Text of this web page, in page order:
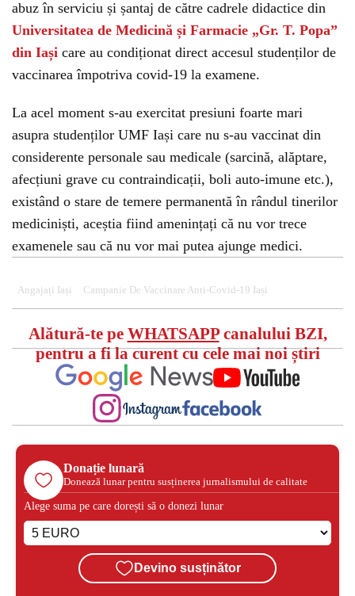
abuz în serviciu și șantaj de către cadrele didactice din
Universitatea de Medicină și Farmacie „Gr. T. Popa”
din Iași care au condiționat direct accesul studenților de
vaccinarea împotriva covid-19 la examene.
La acel moment s-au exercitat presiuni foarte mari
asupra studenților UMF Iași care nu s-au vaccinat din
considerente personale sau medicale (sarcină, alăptare,
afecțiuni grave cu contraindicații, boli auto-imune etc.),
existând o stare de temere permanentă în rândul tinerilor
mediciniști, aceștia fiind amenințați că nu vor trece
examenele sau că nu vor mai putea ajunge medici.
Angajați Iași Campanie De Vaccinare Anti-Covid-19 Iași
Alătură-te pe WHATSAPPcanalului BZI,
pentru a fi la curent cu cele mai noi știri
Donație lunară
Donează lunar pentru susținerea jurnalismului de calitate
Alege suma pe care dorești să o donezi lunar
Devino susținător